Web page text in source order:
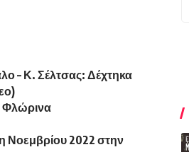
– Κ. Σέλτσας: Δέχτηκα
Φλώρινα
2022 στην